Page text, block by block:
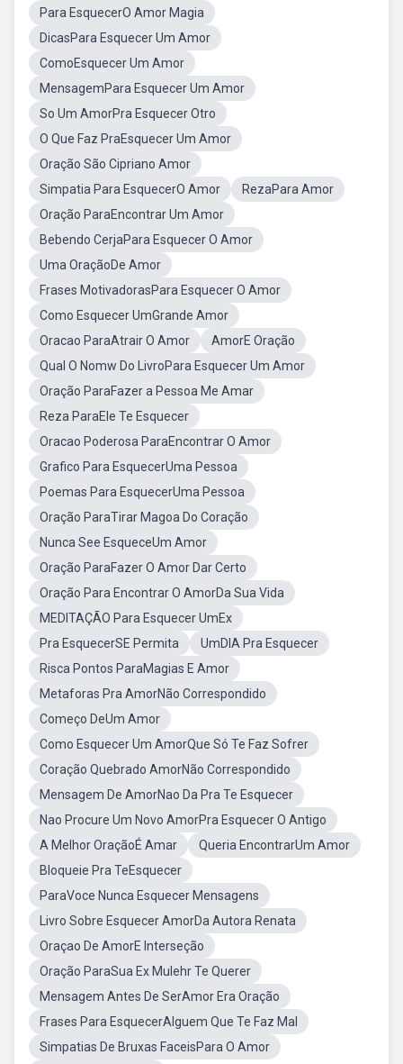
Para EsquecerO Amor Magia
DicasPara Esquecer Um Amor
ComoEsquecer Um Amor
MensagemPara Esquecer Um Amor
So Um AmorPra Esquecer Otro
O Que Faz PraEsquecer Um Amor
Oração São Cipriano Amor
Simpatia Para EsquecerO Amor
RezaPara Amor
Oração ParaEncontrar Um Amor
Bebendo CerjaPara Esquecer O Amor
Uma OraçãoDe Amor
Frases MotivadorasPara Esquecer O Amor
Como Esquecer UmGrande Amor
Oracao ParaAtrair O Amor
AmorE Oração
Qual O Nomw Do LivroPara Esquecer Um Amor
Oração ParaFazer a Pessoa Me Amar
Reza ParaEle Te Esquecer
Oracao Poderosa ParaEncontrar O Amor
Grafico Para EsquecerUma Pessoa
Poemas Para EsquecerUma Pessoa
Oração ParaTirar Magoa Do Coração
Nunca See EsqueceUm Amor
Oração ParaFazer O Amor Dar Certo
Oração Para Encontrar O AmorDa Sua Vida
MEDITAÇÃO Para Esquecer UmEx
Pra EsquecerSE Permita
UmDIA Pra Esquecer
Risca Pontos ParaMagias E Amor
Metaforas Pra AmorNão Correspondido
Começo DeUm Amor
Como Esquecer Um AmorQue Só Te Faz Sofrer
Coração Quebrado AmorNão Correspondido
Mensagem De AmorNao Da Pra Te Esquecer
Nao Procure Um Novo AmorPra Esquecer O Antigo
A Melhor OraçãoÉ Amar
Queria EncontrarUm Amor
Bloqueie Pra TeEsquecer
ParaVoce Nunca Esquecer Mensagens
Livro Sobre Esquecer AmorDa Autora Renata
Oraçao De AmorE Interseção
Oração ParaSua Ex Mulehr Te Querer
Mensagem Antes De SerAmor Era Oração
Frases Para EsquecerAlguem Que Te Faz Mal
Simpatias De Bruxas FaceisPara O Amor